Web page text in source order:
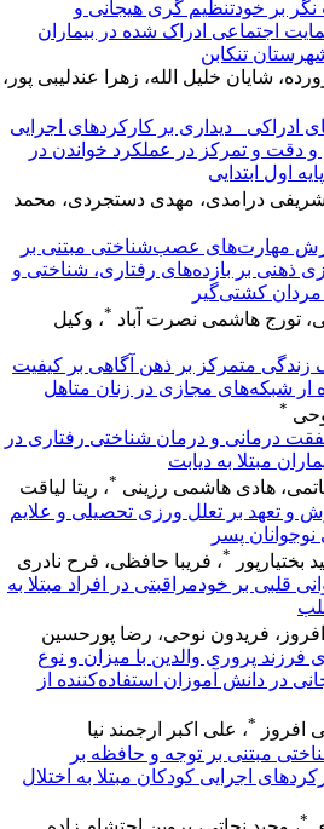
بر خودتنظیم گری هیجانی و
اجتماعی ادراک شده در بیماران
تنکابن
شایان خلیل الله، زهرا عندلیبی پور،
ادراکی _دیداری بر کارکرد‌های اجرایی
و دقت و تمرکز در عملکرد خواندن در
اول ابتدایی
شریفی درامدی، مهدی دستجردی، محمد
مهارت‌های عصب‌شناختی مبتنی بر
ذهنی بر بازده‌های رفتاری، شناختی و
کشتی‌گیر
تورج هاشمی نصرت آباد *، وکیل
متمرکز بر ذهن آگاهی بر کیفیت
ار شبکه‌های مجازی در زنان متاهل
*
درمانی و درمان شناختی رفتاری در
مبتلا به دیابت
هادی هاشمی رزینی * ، ریتا لیاقت
و تعهد بر تعلل ورزی تحصیلی و علایم
پسر
*، فریبا حافظی، فرح نادری
قلبی بر خودمراقبتی در افراد مبتلا به
فریدون نوحی، رضا پورحسین
پروری والدین با میزان و نوع
در دانش آموزان استفاده‌کننده از
افروز * ، علی اکبر ارجمند نیا
مبتنی بر توجه و حافظه بر
اجرایی کودکان مبتلا به اختلال
*